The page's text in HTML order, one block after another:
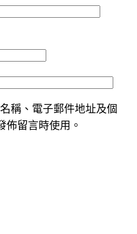
稱、電子郵件地址及個
佈留言時使用。